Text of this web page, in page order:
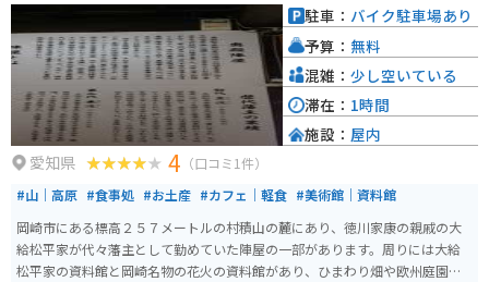
愛知県 4 （口コミ1件）
#山｜高原 #食事処 #お土産 #カフェ｜軽食 #美術館｜資料館
岡崎市にある標高２５７メートルの村積山の麓にあり、徳川家康の親戚の大
給松平家が代々藩主として勤めていた陣屋の一部があります。周りには大給
松平家の資料館と岡崎名物の花火の資料館があり、ひまわり畑や欧州庭園な
駐車： バイク駐車場あり
予算： 無料
混雑： 少し空いている
滞在： 1時間
施設： 屋内